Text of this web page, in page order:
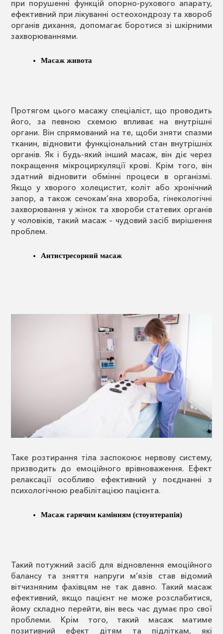
при порушенні функцій опорно-рухового апарату,
ефективний при лікуванні остеохондрозу та хвороб
органів дихання, допомагає боротися зі шкірними
захворюваннями.
Масаж живота
Протягом цього масажу спеціаліст, що проводить
його, за певною схемою впливає на внутрішні
органи. Він спрямований на те, щоби зняти спазми
тканин, відновити функціональний стан внутрішніх
органів. Як і будь-який інший масаж, він діє через
покращення мікроциркуляції крові. Крім того, він
здатний відновити обмінні процеси в організмі.
Якщо у хворого холецистит, коліт або хронічний
запор, а також сечокам’яна хвороба, гінекологічні
захворювання у жінок та хвороби статевих органів
у чоловіків, такий масаж – чудовий засіб вирішення
проблем.
Антистресорний масаж
Таке розтирання тіла заспокоює нервову систему,
призводить до емоційного врівноваження. Ефект
релаксації особливо ефективний у поєднанні з
психологічною реабілітацією пацієнта.
Масаж гарячим камінням (стоунтерапія)
Такий потужний засіб для відновлення емоційного
балансу та зняття напруги м’язів став відомий
вітчизняним фахівцям не так давно. Такий масаж
ефективний, якщо пацієнт не може розслабитися,
йому складно перейти, він весь час думає про свої
проблеми. Крім того, такий масаж матиме
позитивний ефект дітям та підліткам, які